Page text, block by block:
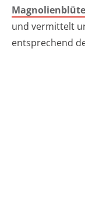
und vermittelt
entsprechend